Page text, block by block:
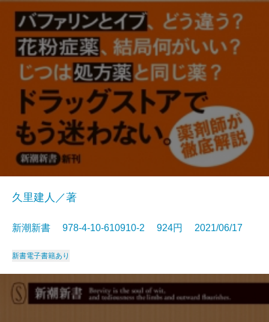
久里建人／著
新潮新書 978-4-10-610910-2 924円 2021/06/17
新書電子書籍あり